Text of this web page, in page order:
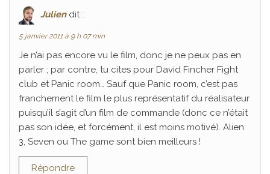
Julien dit :
5 janvier 2011 à 9 h 07 min
Je n’ai pas encore vu le film, donc je ne peux pas en
parler ; par contre, tu cites pour David Fincher Fight
club et Panic room… Sauf que Panic room, c’est pas
franchement le film le plus représentatif du réalisateur
puisqu’il s’agit d’un film de commande (donc ce n’était
pas son idée, et forcément, il est moins motivé). Alien
3, Seven ou The game sont bien meilleurs !
Répondre